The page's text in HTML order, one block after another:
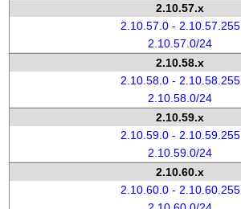
2.10.57.x
2.10.57.0 - 2.10.57.255
2.10.57.0/24
2.10.58.x
2.10.58.0 - 2.10.58.255
2.10.58.0/24
2.10.59.x
2.10.59.0 - 2.10.59.255
2.10.59.0/24
2.10.60.x
2.10.60.0 - 2.10.60.255